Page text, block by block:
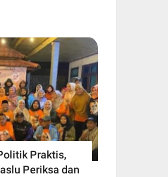
Praktis,
Periksa dan